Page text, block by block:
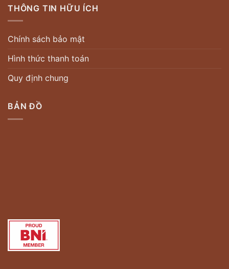
THÔNG TIN HỮU ÍCH
Chính sách bảo mật
Hình thức thanh toán
Quy định chung
BẢN ĐỒ